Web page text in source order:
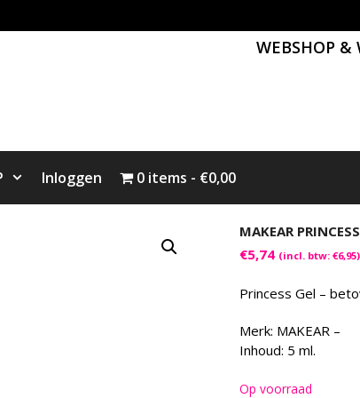
WEBSHOP &
Inloggen 0 items €0,00
MAKEAR
€5,74 (incl. btw: €6,95)
Princess Gel –
Merk: MAKEAR –
Inhoud: 5 ml.
Op voorraad